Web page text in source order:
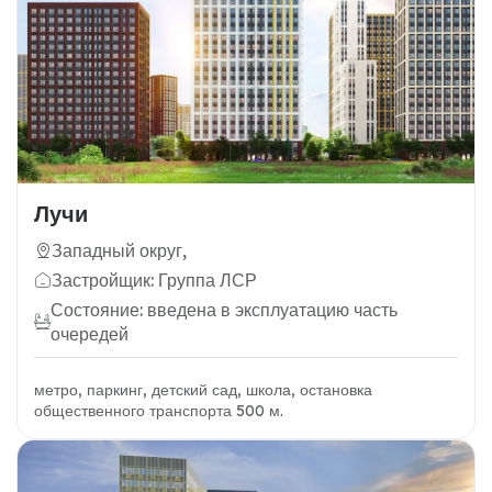
Лучи
Западный округ,
Застройщик: Группа ЛСР
Состояние: введена в эксплуатацию часть
очередей
метро, паркинг, детский сад, школа, остановка
общественного транспорта 500 м.